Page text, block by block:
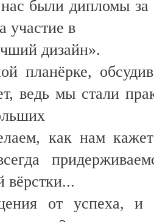
были дипломы за
участие в
дизайн».
планёрке,
ведь мы стали
как нам
вёрстки...
от успеха, и